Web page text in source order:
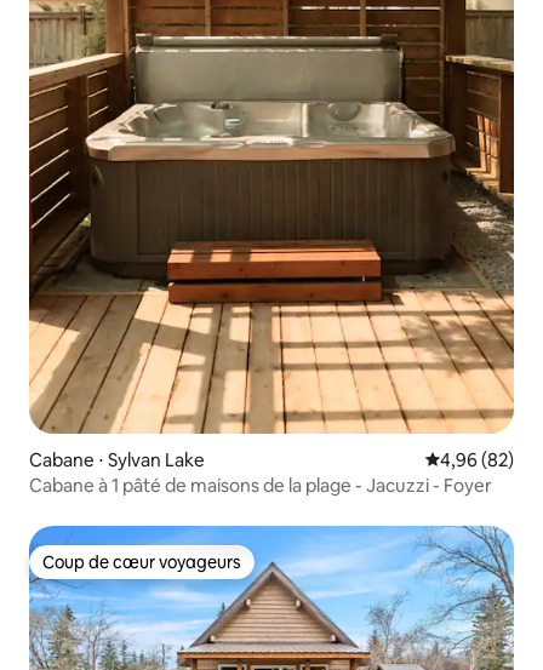
Cabane ⋅ Sylvan Lake Évaluation
4,96 (82)
Cabane à 1 pâté de maisons de la plage - Jacuzzi - Foyer
Coup de cœur voyageurs
Coup de cœur voyageurs